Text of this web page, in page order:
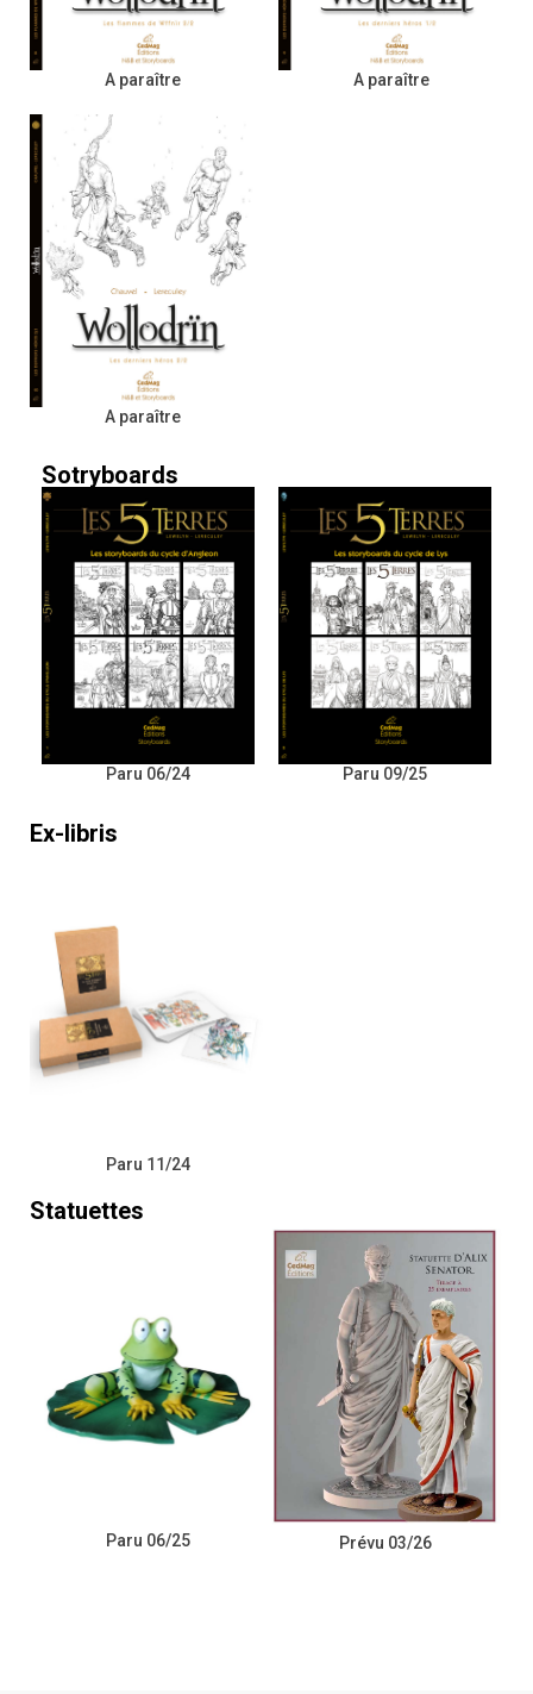
A paraître A paraître
A paraître
Sotryboards
Paru 06/24 Paru 09/25
Ex-libris
Paru 11/24
Statuettes
Paru 06/25 Prévu 03/26